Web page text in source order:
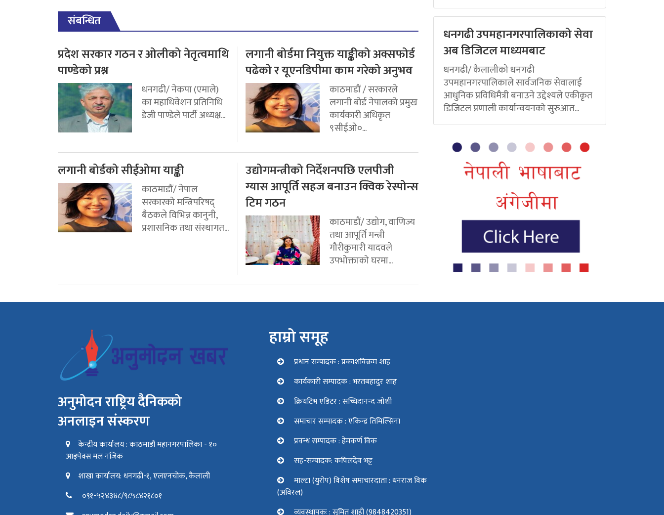
संबन्धित
प्रदेश सरकार गठन र ओलीको नेतृत्वमाथि
पाण्डेको प्रश्न
धनगढी/ नेकपा (एमाले)
का महाधिवेशन प्रतिनिधि
डेजी पाण्डेले पार्टी अध्यक्ष...
लगानी बोर्डमा नियुक्त याङ्कीको अक्सफोर्ड
पढेको र यूएनडिपीमा काम गरेको अनुभव
काठमाडौं / सरकारले
लगानी बोर्ड नेपालको प्रमुख
कार्यकारी अधिकृत
९सीईओ०...
लगानी बोर्डको सीईओमा याङ्की
काठमाडौं/ नेपाल
सरकारको मन्त्रिपरिषद्
बैठकले विभिन्न कानुनी,
प्रशासनिक तथा संस्थागत...
उद्योगमन्त्रीको निर्देशनपछि एलपीजी
ग्यास आपूर्ति सहज बनाउन क्विक रेस्पोन्स
टिम गठन
काठमाडौं/ उद्योग, वाणिज्य
तथा आपूर्ति मन्त्री
गौरीकुमारी यादवले
उपभोक्ताको घरमा...
धनगढी उपमहानगरपालिकाको सेवा
अब डिजिटल माध्यमबाट
धनगढी/ कैलालीको धनगढी
उपमहानगरपालिकाले सार्वजनिक सेवालाई
आधुनिक प्रविधिमैत्री बनाउने उद्देश्यले एकीकृत
डिजिटल प्रणाली कार्यान्वयनको सुरुआत...
अनुमोदन राष्ट्रिय दैनिकको
अनलाइन संस्करण
केन्द्रीय कार्यालय : काठमाडौं महानगरपालिका - १०
आइपेक्स मल नजिक
शाखा कार्यालय: धनगढी-१, एलएनचोक, कैलाली
०९१-५२४३४८/९८५८४२१८०१
हाम्रो समूह
प्रधान सम्पादक : प्रकाशविक्रम शाह
कार्यकारी सम्पादक : भरतबहादुर शाह
क्रियटिभ एडिटर : सच्चिदानन्द जोशी
समाचार सम्पादक : एकिन्द्र तिमिल्सिना
प्रवन्ध सम्पादक : हेमकर्ण विक
सह-सम्पादक: कपिलदेव भट्ट
माल्टा (युरोप) विशेष समाचारदाता : धनराज विक
(अविरल)
व्यवस्थापकः : सुमित शाही (9848420351)